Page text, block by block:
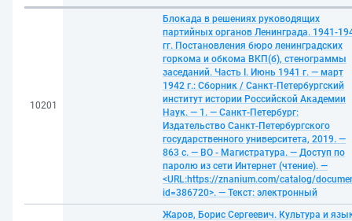
10201
Блокада в решениях руководящих
партийных органов Ленинграда. 1941-
гг. Постановления бюро ленинградских
горкома и обкома ВКП(б), стенограммы
заседаний. Часть I. Июнь 1941 г. — март
1942 г.: Сборник / Санкт-Петербургский
институт истории Российской Академии
Наук. — 1. — Санкт-Петербург:
Издательство Санкт-Петербургского
государственного университета, 2019. —
863 с. — ВО - Магистратура. — Доступ по
паролю из сети Интернет (чтение). —
<URL:https://znanium.com/catalog/
id=386720>. — Текст: электронный
Жаров, Борис Сергеевич. Культура и